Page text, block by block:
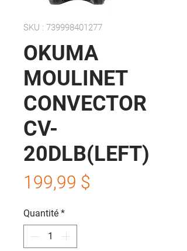
SKU : 739998401277
OKUMA
MOULINET
CONVECTOR
CV-
20DLB(LEFT)
199,99 $
Quantité *